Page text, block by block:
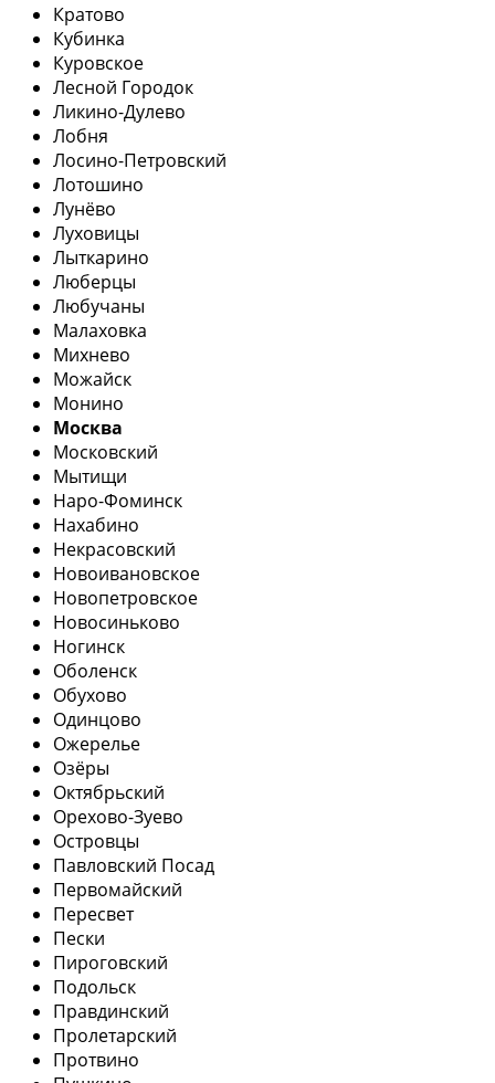
Кратово
Кубинка
Куровское
Лесной Городок
Ликино-Дулево
Лобня
Лосино-Петровский
Лотошино
Лунёво
Луховицы
Лыткарино
Люберцы
Любучаны
Малаховка
Михнево
Можайск
Монино
Москва
Московский
Мытищи
Наро-Фоминск
Нахабино
Некрасовский
Новоивановское
Новопетровское
Новосиньково
Ногинск
Оболенск
Обухово
Одинцово
Ожерелье
Озёры
Октябрьский
Орехово-Зуево
Островцы
Павловский Посад
Первомайский
Пересвет
Пески
Пироговский
Подольск
Правдинский
Пролетарский
Протвино